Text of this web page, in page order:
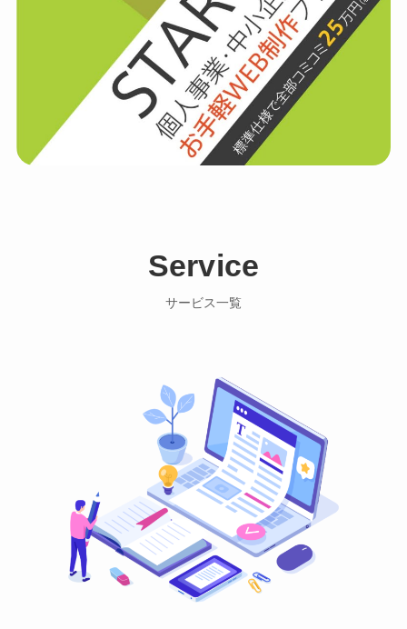
Service
サービス一覧